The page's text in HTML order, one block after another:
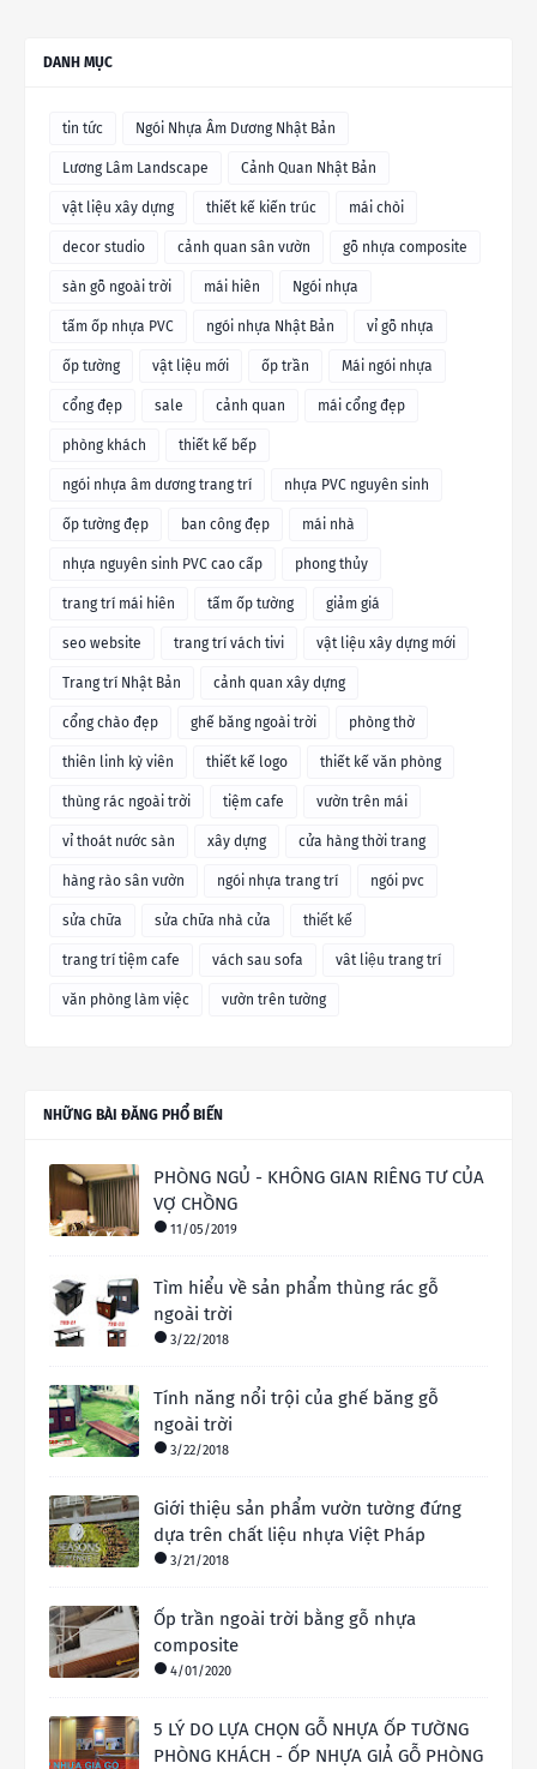
DANH MỤC
tin tức Ngói Nhựa Âm Dương Nhật Bản
Lương Lâm Landscape Cảnh Quan Nhật Bản
vật liệu xây dựng thiết kế kiến trúc mái chòi
decor studio cảnh quan sân vườn gỗ nhựa composite
sàn gỗ ngoài trời mái hiên Ngói nhựa
tấm ốp nhựa PVC ngói nhựa Nhật Bản vỉ gỗ nhựa
ốp tường vật liệu mới ốp trần Mái ngói nhựa
cổng đẹp sale cảnh quan mái cổng đẹp
phòng khách thiết kế bếp
ngói nhựa âm dương trang trí nhựa PVC nguyên sinh
ốp tường đẹp ban công đẹp mái nhà
nhựa nguyên sinh PVC cao cấp phong thủy
trang trí mái hiên tấm ốp tường giảm giá
seo website trang trí vách tivi vật liệu xây dựng mới
Trang trí Nhật Bản cảnh quan xây dựng
cổng chào đẹp ghế băng ngoài trời phòng thờ
thiên linh kỳ viên thiết kế logo thiết kế văn phòng
thùng rác ngoài trời tiệm cafe vườn trên mái
vỉ thoát nước sàn xây dựng cửa hàng thời trang
hàng rào sân vườn ngói nhựa trang trí ngói pvc
sửa chữa sửa chữa nhà cửa thiết kế
trang trí tiệm cafe vách sau sofa vât liệu trang trí
văn phòng làm việc vườn trên tường
NHỮNG BÀI ĐĂNG PHỔ BIẾN
PHÒNG NGỦ - KHÔNG GIAN RIÊNG TƯ CỦA
VỢ CHỒNG
11/05/2019
Tìm hiểu về sản phẩm thùng rác gỗ
ngoài trời
3/22/2018
Tính năng nổi trội của ghế băng gỗ
ngoài trời
3/22/2018
Giới thiệu sản phẩm vườn tường đứng
dựa trên chất liệu nhựa Việt Pháp
3/21/2018
Ốp trần ngoài trời bằng gỗ nhựa
composite
4/01/2020
5 LÝ DO LỰA CHỌN GỖ NHỰA ỐP TƯỜNG
PHÒNG KHÁCH - ỐP NHỰA GIẢ GỖ PHÒNG